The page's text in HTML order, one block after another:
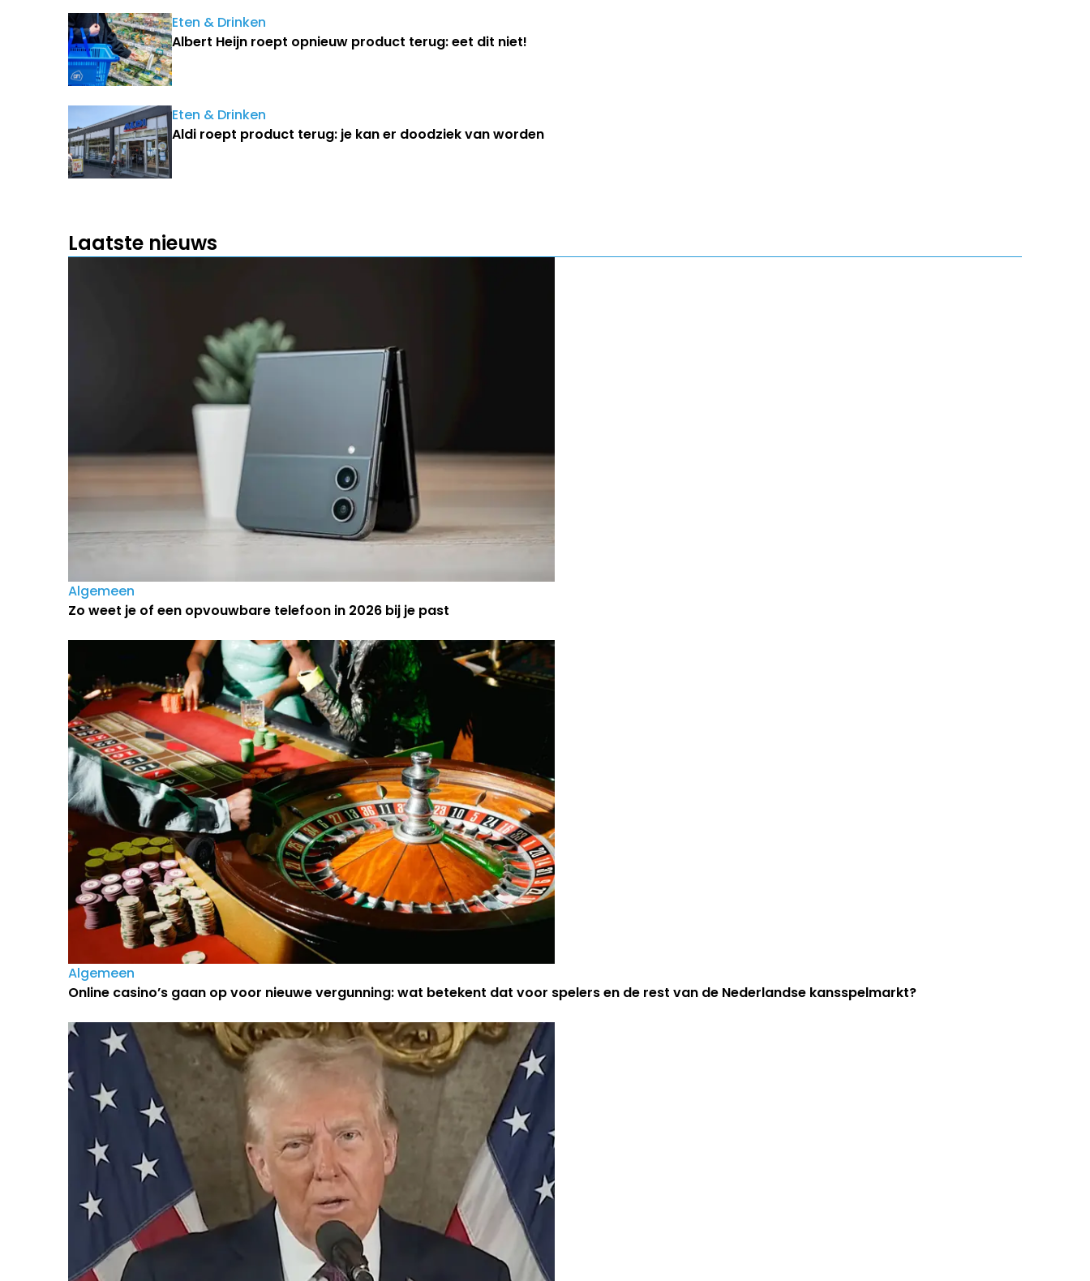
Eten & Drinken
Albert Heijn roept opnieuw product terug: eet dit niet!
Eten & Drinken
Aldi roept product terug: je kan er doodziek van worden
Laatste nieuws
Algemeen
Zo weet je of een opvouwbare telefoon in 2026 bij je past
Algemeen
Online casino’s gaan op voor nieuwe vergunning: wat betekent dat voor spelers en de rest van de Nederlandse kansspelmarkt?